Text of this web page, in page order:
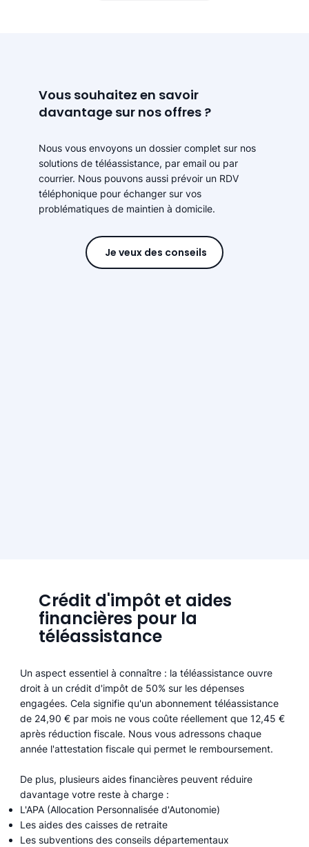
Vous souhaitez en savoir
davantage sur nos offres ?
Nous vous envoyons un dossier complet sur nos
solutions de téléassistance, par email ou par
courrier. Nous pouvons aussi prévoir un RDV
téléphonique pour échanger sur vos
problématiques de maintien à domicile.
Je veux des conseils
Crédit d'impôt et aides
financières pour la
téléassistance
Un aspect essentiel à connaître : la téléassistance ouvre
droit à un crédit d'impôt de 50% sur les dépenses
engagées. Cela signifie qu'un abonnement téléassistance
de 24,90 € par mois ne vous coûte réellement que 12,45 €
après réduction fiscale. Nous vous adressons chaque
année l'attestation fiscale qui permet le remboursement.
De plus, plusieurs aides financières peuvent réduire
davantage votre reste à charge :
L'APA (Allocation Personnalisée d'Autonomie)
Les aides des caisses de retraite
Les subventions des conseils départementaux